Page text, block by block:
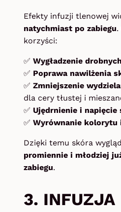
Efekty infuzji tlenowej
natychmiast po zabiegu.
korzyści:
✅ Wygładzenie
✅ Poprawa nawilżenia
✅ Zmniejszenie
dla cery tłustej i
✅ Ujędrnienie i napięcie
✅ Wyrównanie kolorytu
Dzięki temu skóra
promiennie i młodziej
zabiegu.
3. INFUZJA